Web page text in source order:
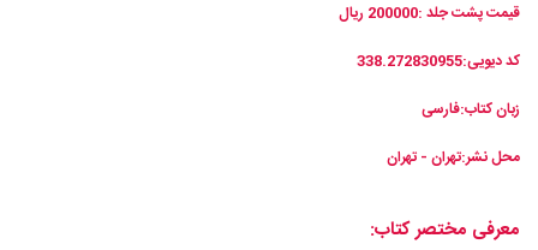
قیمت پشت جلد :200000 ریال
کد دیویی:338.272830955
زبان کتاب:فارسی
محل نشر:تهران - تهران
معرفی مختصر کتاب: